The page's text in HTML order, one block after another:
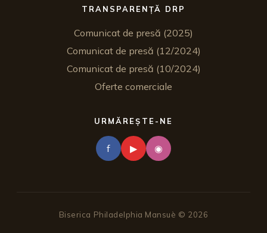
TRANSPARENȚĂ DRP
Comunicat de presă (2025)
Comunicat de presă (12/2024)
Comunicat de presă (10/2024)
Oferte comerciale
URMĂREȘTE-NE
f ▶ ◉
Biserica Philadelphia Mansuè © 2026